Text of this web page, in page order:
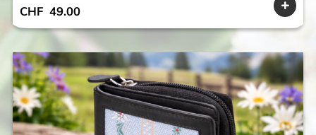
CHF 49.00